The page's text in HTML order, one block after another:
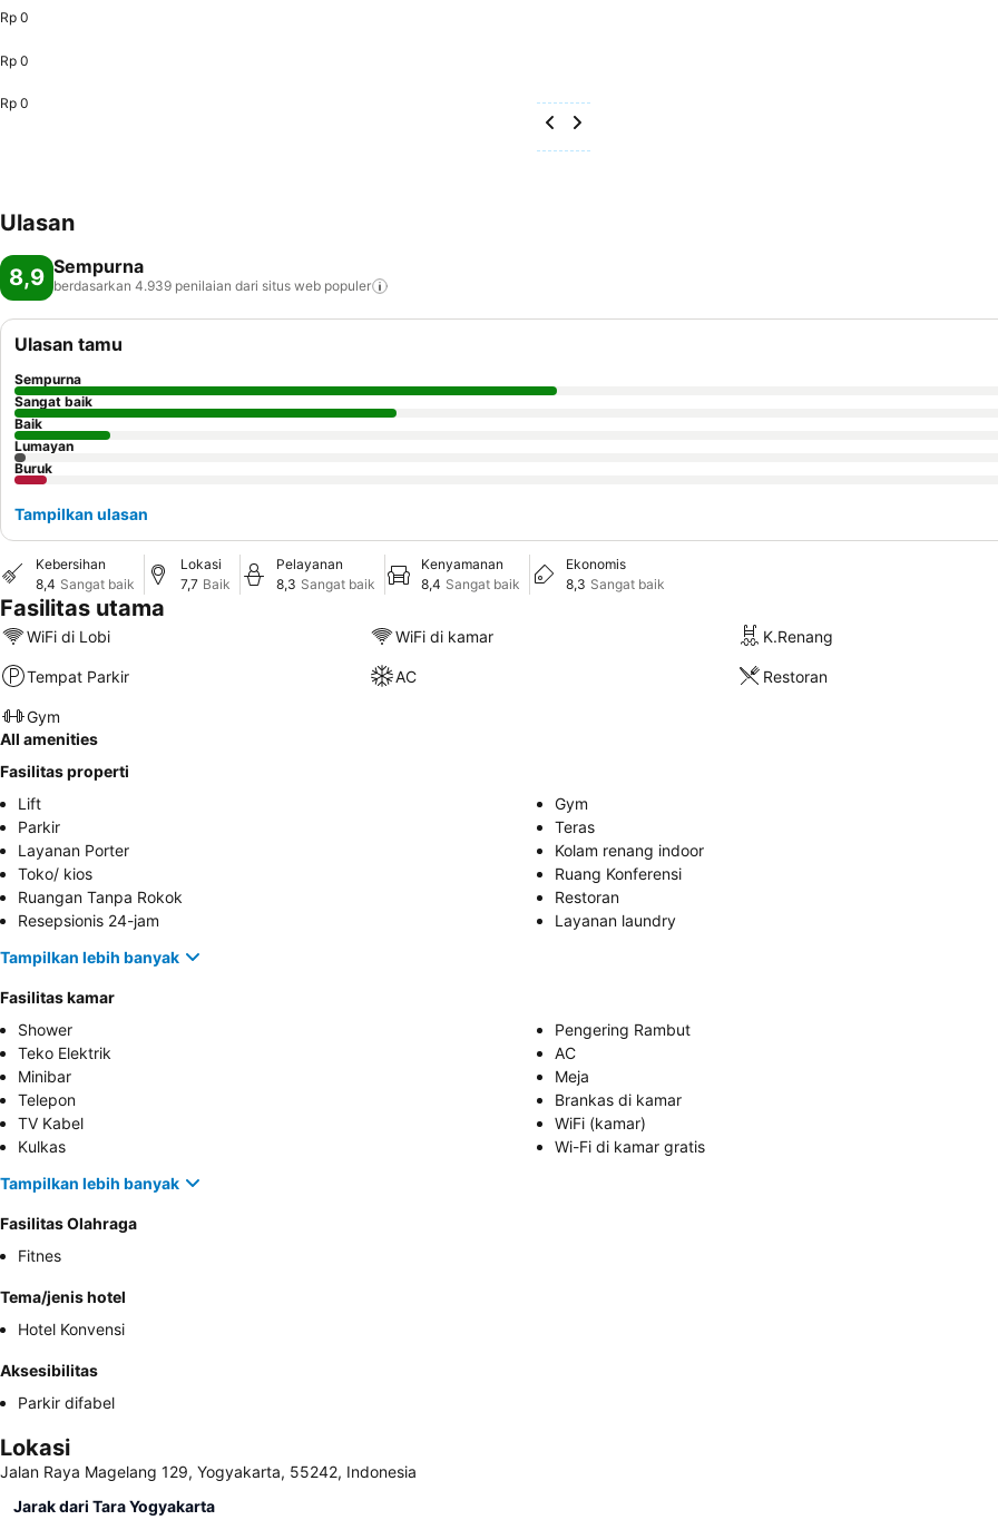
Rp 0
Rp 0
Rp 0
Ulasan
8,9 Sempurna
berdasarkan 4.939 penilaian dari situs web populer
Ulasan tamu
Sempurna
Sangat baik
Baik
Lumayan
Buruk
Tampilkan ulasan
Kebersihan
8,4 Sangat baik
Lokasi
7,7 Baik
Pelayanan
8,3 Sangat baik
Kenyamanan
8,4 Sangat baik
Ekonomis
8,3 Sangat baik
Fasilitas utama
WiFi di Lobi WiFi di kamar K.Renang
Tempat Parkir AC Restoran
Gym
All amenities
Fasilitas properti
Lift
Gym
Parkir
Teras
Layanan Porter
Kolam renang indoor
Toko/ kios
Ruang Konferensi
Ruangan Tanpa Rokok
Restoran
Resepsionis 24-jam
Layanan laundry
Tampilkan lebih banyak
Fasilitas kamar
Shower
Pengering Rambut
Teko Elektrik
AC
Minibar
Meja
Telepon
Brankas di kamar
TV Kabel
WiFi (kamar)
Kulkas
Wi-Fi di kamar gratis
Tampilkan lebih banyak
Fasilitas Olahraga
Fitnes
Tema/jenis hotel
Hotel Konvensi
Aksesibilitas
Parkir difabel
Lokasi
Jalan Raya Magelang 129, Yogyakarta, 55242, Indonesia
Jarak dari Tara Yogyakarta